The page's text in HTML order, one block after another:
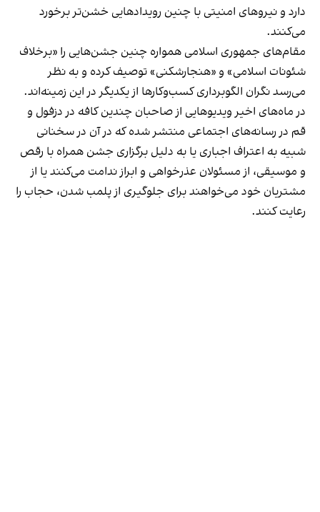
دارد و نیروهای امنیتی با چنین رویدادهایی خشن‌تر برخورد
می‌کنند.
مقام‌های جمهوری اسلامی همواره چنین جشن‌هایی را «برخلاف
شئونات اسلامی» و «هنجارشکنی» توصیف کرده و به نظر
می‌رسد نگران الگوبرداری کسب‌وکارها از یکدیگر در این زمینه‌اند.
در ماه‌های اخیر ویدیوهایی از صاحبان چندین کافه در دزفول و
قم در رسانه‌های اجتماعی منتشر شده که در آن در سخنانی
شبیه به اعتراف اجباری یا به دلیل برگزاری جشن همراه با رقص
و موسیقی، از مسئولان عذرخواهی و ابراز ندامت می‌کنند یا از
مشتریان خود می‌خواهند برای جلوگیری از پلمب شدن، حجاب را
رعایت کنند.